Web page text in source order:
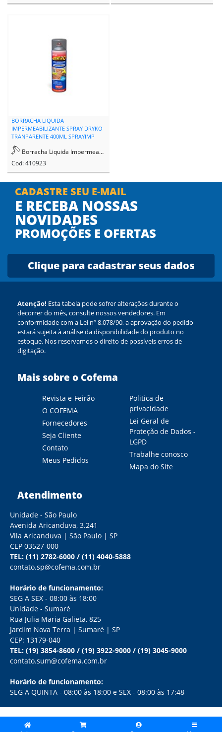
BORRACHA LIQUIDA
IMPERMEABILIZANTE SPRAY DRYKO
TRANPARENTE 400ML SPRAYIMP
TRANSP
Borracha Liquida Impermeabilizacao
Cod: 410923
CADASTRE SEU E-MAIL
E RECEBA NOSSAS
NOVIDADES
PROMOÇÕES E OFERTAS
Clique para cadastrar seus dados
Atenção! Esta tabela pode sofrer alterações durante o
decorrer do mês, consulte nossos vendedores. Em
conformidade com a Lei nº 8.078/90, a aprovação do pedido
estará sujeita à análise da disponibilidade do produto no
estoque. Nos reservamos o direito de possíveis erros de
digitação.
Mais sobre o Cofema
Revista e-Feirão
O COFEMA
Fornecedores
Seja Cliente
Contato
Meus Pedidos
Politica de
privacidade
Lei Geral de
Proteção de Dados -
LGPD
Trabalhe conosco
Mapa do Site
Atendimento
Unidade - São Paulo
Avenida Aricanduva, 3.241
Vila Aricanduva | São Paulo | SP
CEP 03527-000
TEL: (11) 2782-6000 / (11) 4040-5888
contato.sp@cofema.com.br
Horário de funcionamento:
SEG A SEX - 08:00 às 18:00
Unidade - Sumaré
Rua Julia Maria Galieta, 825
Jardim Nova Terra | Sumaré | SP
CEP: 13179-040
TEL: (19) 3854-8600 / (19) 3922-9000 / (19) 3045-9000
contato.sum@cofema.com.br
Horário de funcionamento:
SEG A QUINTA - 08:00 às 18:00 e SEX - 08:00 às 17:48
COPYRIGHT 2026 - COFEMA ATACADISTA LTDA - TODOS OS DIREITOS